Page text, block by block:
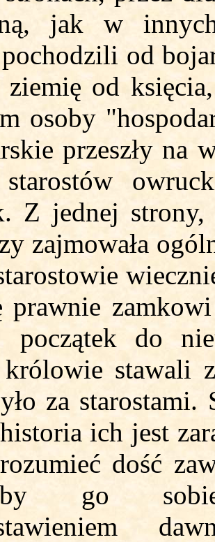
jak w
od
ziemię od
osoby
przeszły na
Z jednej strony,
zajmowała
prawnie
początek do
stawali
za
ich jest
dość
go